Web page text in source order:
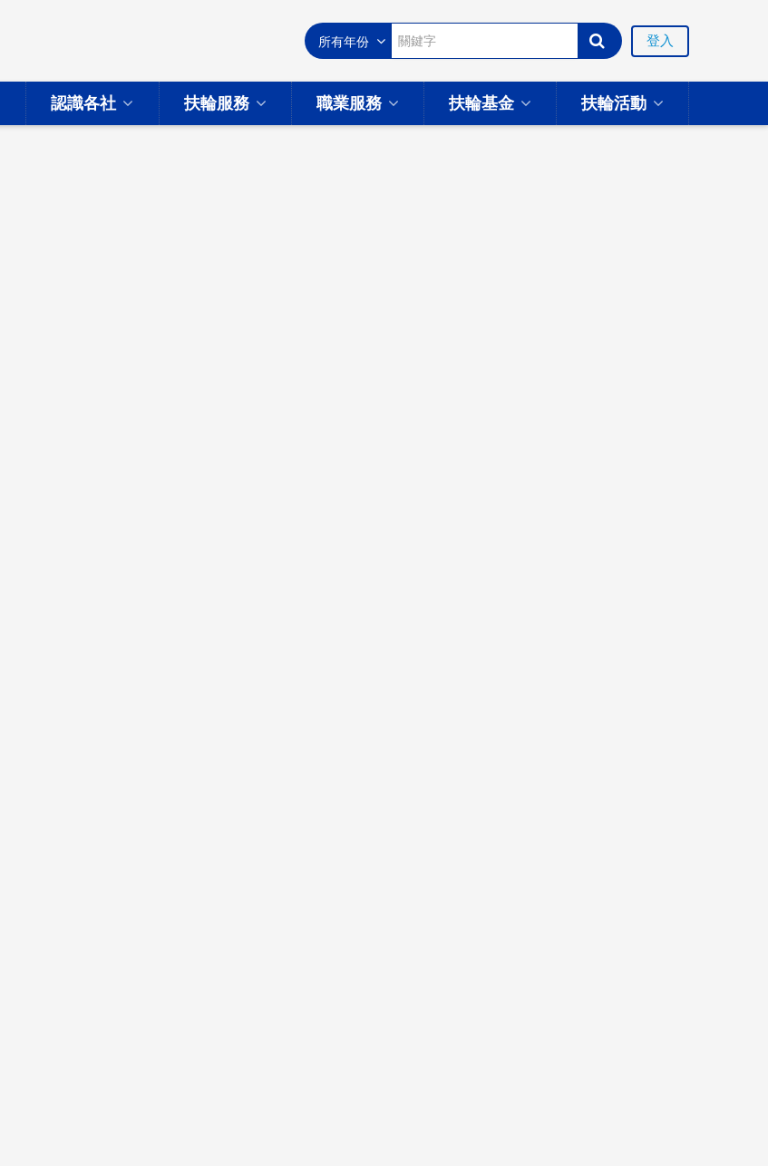
登入
認識各社 扶輪服務 職業服務 扶輪基金 扶輪活動